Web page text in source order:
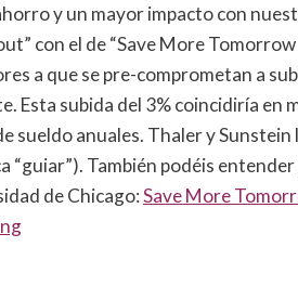
y un mayor impacto con
con el de “Save More
a que se pre-comprometan a
Esta subida del 3% coincidiría en
sueldo anuales. Thaler y
“guiar”). También podéis
de Chicago:Save More